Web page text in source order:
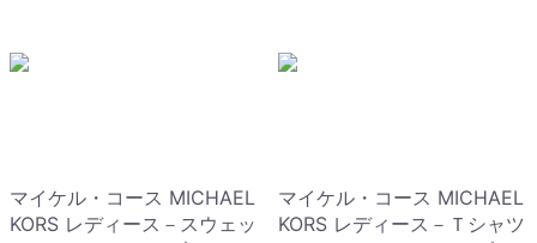
マイケル・コース MICHAEL
KORS レディース－スウェッ
マイケル・コース MICHAEL
KORS レディース－Ｔシャツ